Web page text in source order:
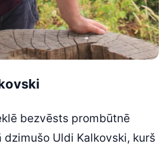
bezvēsts prombūtnē
dzimušo Uldi Kalkovski, kurš